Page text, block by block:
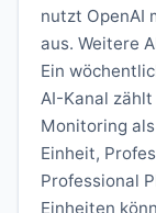
nutzt OpenAI
aus. Weitere
Ein
AI-Kanal
Monitoring
Einheit,
Professional
Einheiten